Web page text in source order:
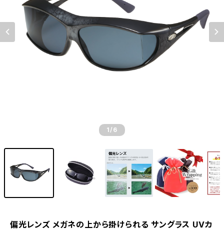
1 /6
偏光レンズ メガネの上から掛けられる サングラス UVカ